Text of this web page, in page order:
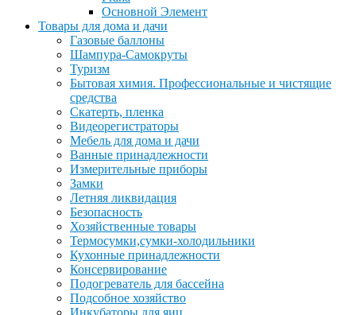
Основной Элемент
Товары для дома и дачи
Газовые баллоны
Шампура-Самокруты
Туризм
Бытовая химия. Профессиональные и чистящие
средства
Скатерть, пленка
Видеорегистраторы
Мебель для дома и дачи
Ванные принадлежности
Измерительные приборы
Замки
Летняя ликвидация
Безопасность
Хозяйственные товары
Термосумки,сумки-холодильники
Кухонные принадлежности
Консервирование
Подогреватель для бассейна
Подсобное хозяйство
Инкубаторы для яиц